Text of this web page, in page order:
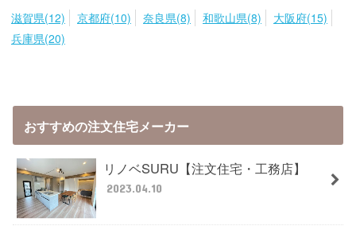
滋賀県(12) 京都府(10) 奈良県(8) 和歌山県(8)
大阪府(15)
兵庫県(20)
おすすめの注文住宅メーカー
リノベSURU【注文住宅・工務店】
2023.04.10